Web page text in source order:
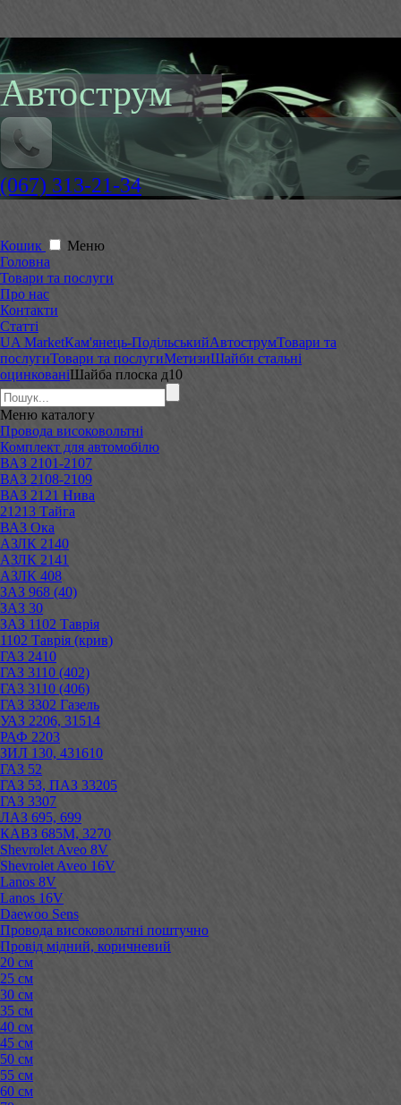
Автострум
(067) 313-21-34
Кошик
Меню
Головна
Товари та послуги
Про нас
Контакти
Статті
UA MarketКам'янець-ПодільськийАвтострумТовари та
послугиТовари та послугиМетизиШайби стальні
оцинкованіШайба плоска д10
Меню каталогу
Провода високовольтні
Комплект для автомобілю
ВАЗ 2101-2107
ВАЗ 2108-2109
ВАЗ 2121 Нива
21213 Тайга
ВАЗ Ока
АЗЛК 2140
АЗЛК 2141
АЗЛК 408
ЗАЗ 968 (40)
ЗАЗ 30
ЗАЗ 1102 Таврія
1102 Таврія (крив)
ГАЗ 2410
ГАЗ 3110 (402)
ГАЗ 3110 (406)
ГАЗ 3302 Газель
УАЗ 2206, 31514
РАФ 2203
ЗИЛ 130, 431610
ГАЗ 52
ГАЗ 53, ПАЗ 33205
ГАЗ 3307
ЛАЗ 695, 699
КАВЗ 685М, 3270
Shevrolet Aveo 8V
Shevrolet Aveo 16V
Lanos 8V
Lanos 16V
Daewoo Sens
Провода високовольтні поштучно
Провід мідний, коричневий
20 см
25 см
30 см
35 см
40 см
45 см
50 см
55 см
60 см